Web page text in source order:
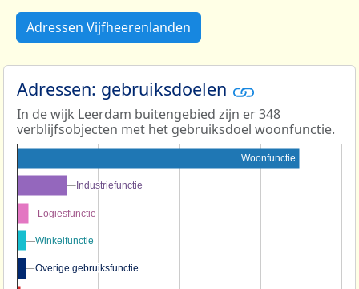
Adressen Vijfheerenlanden
Adressen: gebruiksdoelen
In de wijk Leerdam buitengebied zijn er 348
verblijfsobjecten met het gebruiksdoel woonfunctie.
Woonfunctie
Industriefunctie
Industriefunctie
Logiesfunctie
Logiesfunctie
Winkelfunctie
Winkelfunctie
Overige gebruiksfunctie
Overige gebruiksfunctie